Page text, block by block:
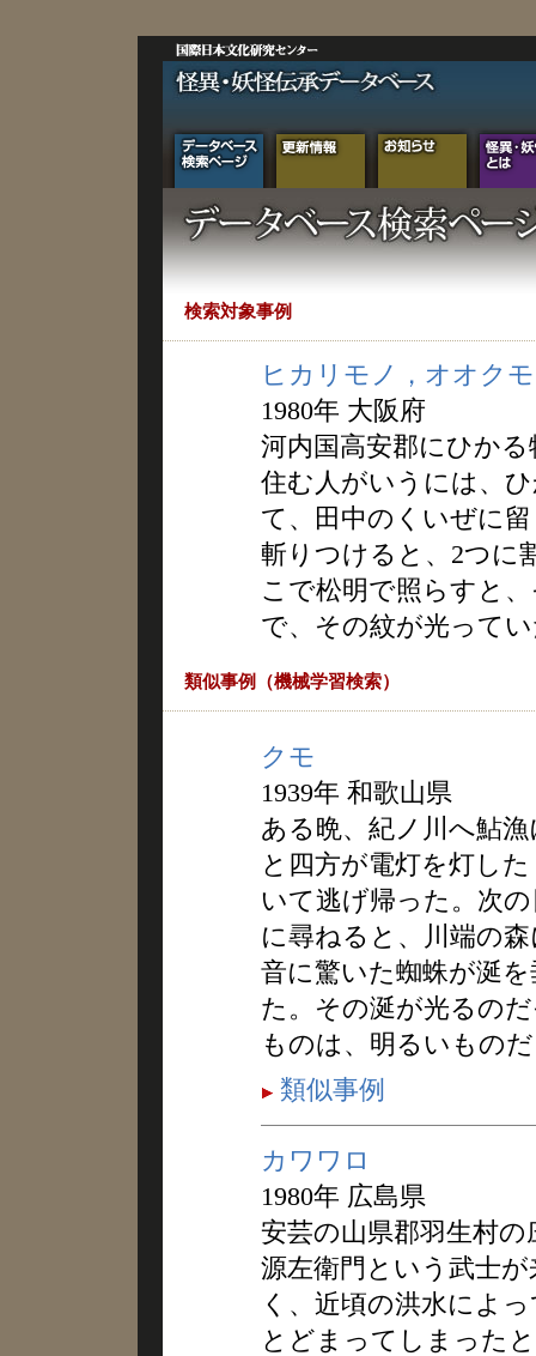
検索対象事例
ヒカリモノ，オオクモ
1980年 大阪府
河内国高安郡にひか
住む人がいうには、
て、田中のくいぜに
斬りつけると、2つに
こで松明で照らすと
で、その紋が光って
類似事例（機械学習検索）
クモ
1939年 和歌山県
ある晩、紀ノ川へ鮎
と四方が電灯を灯し
いて逃げ帰った。次
に尋ねると、川端の
音に驚いた蜘蛛が涎
た。その涎が光るの
ものは、明るいもの
類似事例
カワワロ
1980年 広島県
安芸の山県郡羽生村
源左衛門という武士
く、近頃の洪水によ
とどまってしまった